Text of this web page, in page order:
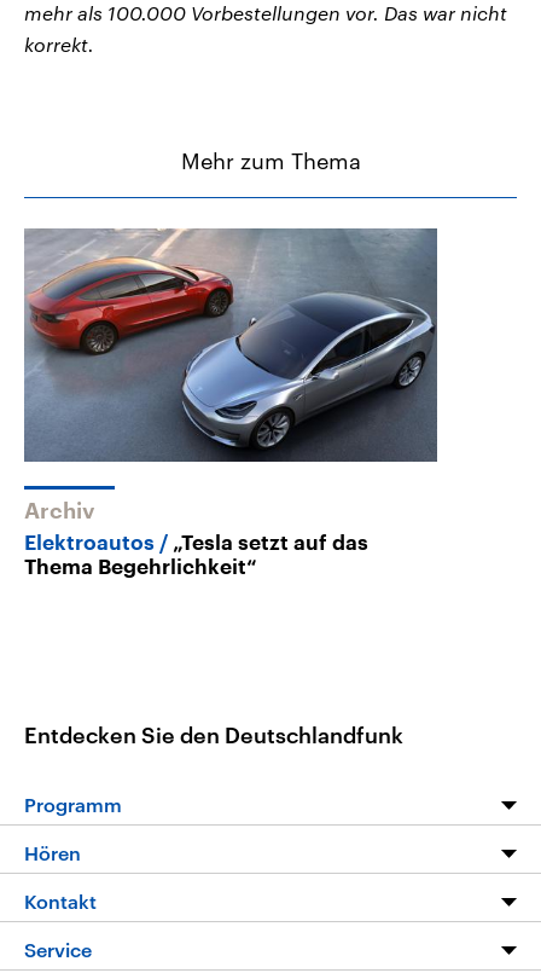
mehr als 100.000 Vorbestellungen vor. Das war nicht
korrekt.
Mehr zum Thema
Archiv
Elektroautos
„Tesla setzt auf das
Thema Begehrlichkeit“
Entdecken Sie den Deutschlandfunk
Programm
Programm
Die Nachrichten
Nachrichtenleicht
Hören
Livestream
Kontakt
Hörerservice
Service